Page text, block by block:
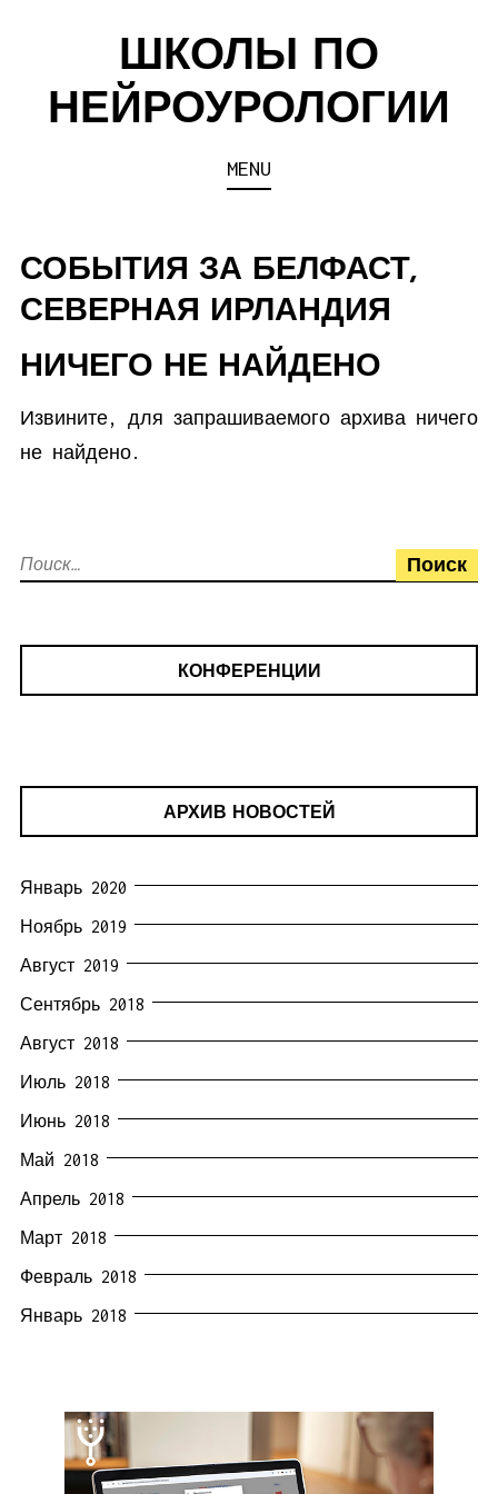
ШКОЛЫ ПО
НЕЙРОУРОЛОГИИ
MENU
СОБЫТИЯ ЗА БЕЛФАСТ,
СЕВЕРНАЯ ИРЛАНДИЯ
НИЧЕГО НЕ НАЙДЕНО
Извините, для запрашиваемого архива ничего
не найдено.
Найти:
КОНФЕРЕНЦИИ
АРХИВ НОВОСТЕЙ
Январь 2020
Ноябрь 2019
Август 2019
Сентябрь 2018
Август 2018
Июль 2018
Июнь 2018
Май 2018
Апрель 2018
Март 2018
Февраль 2018
Январь 2018